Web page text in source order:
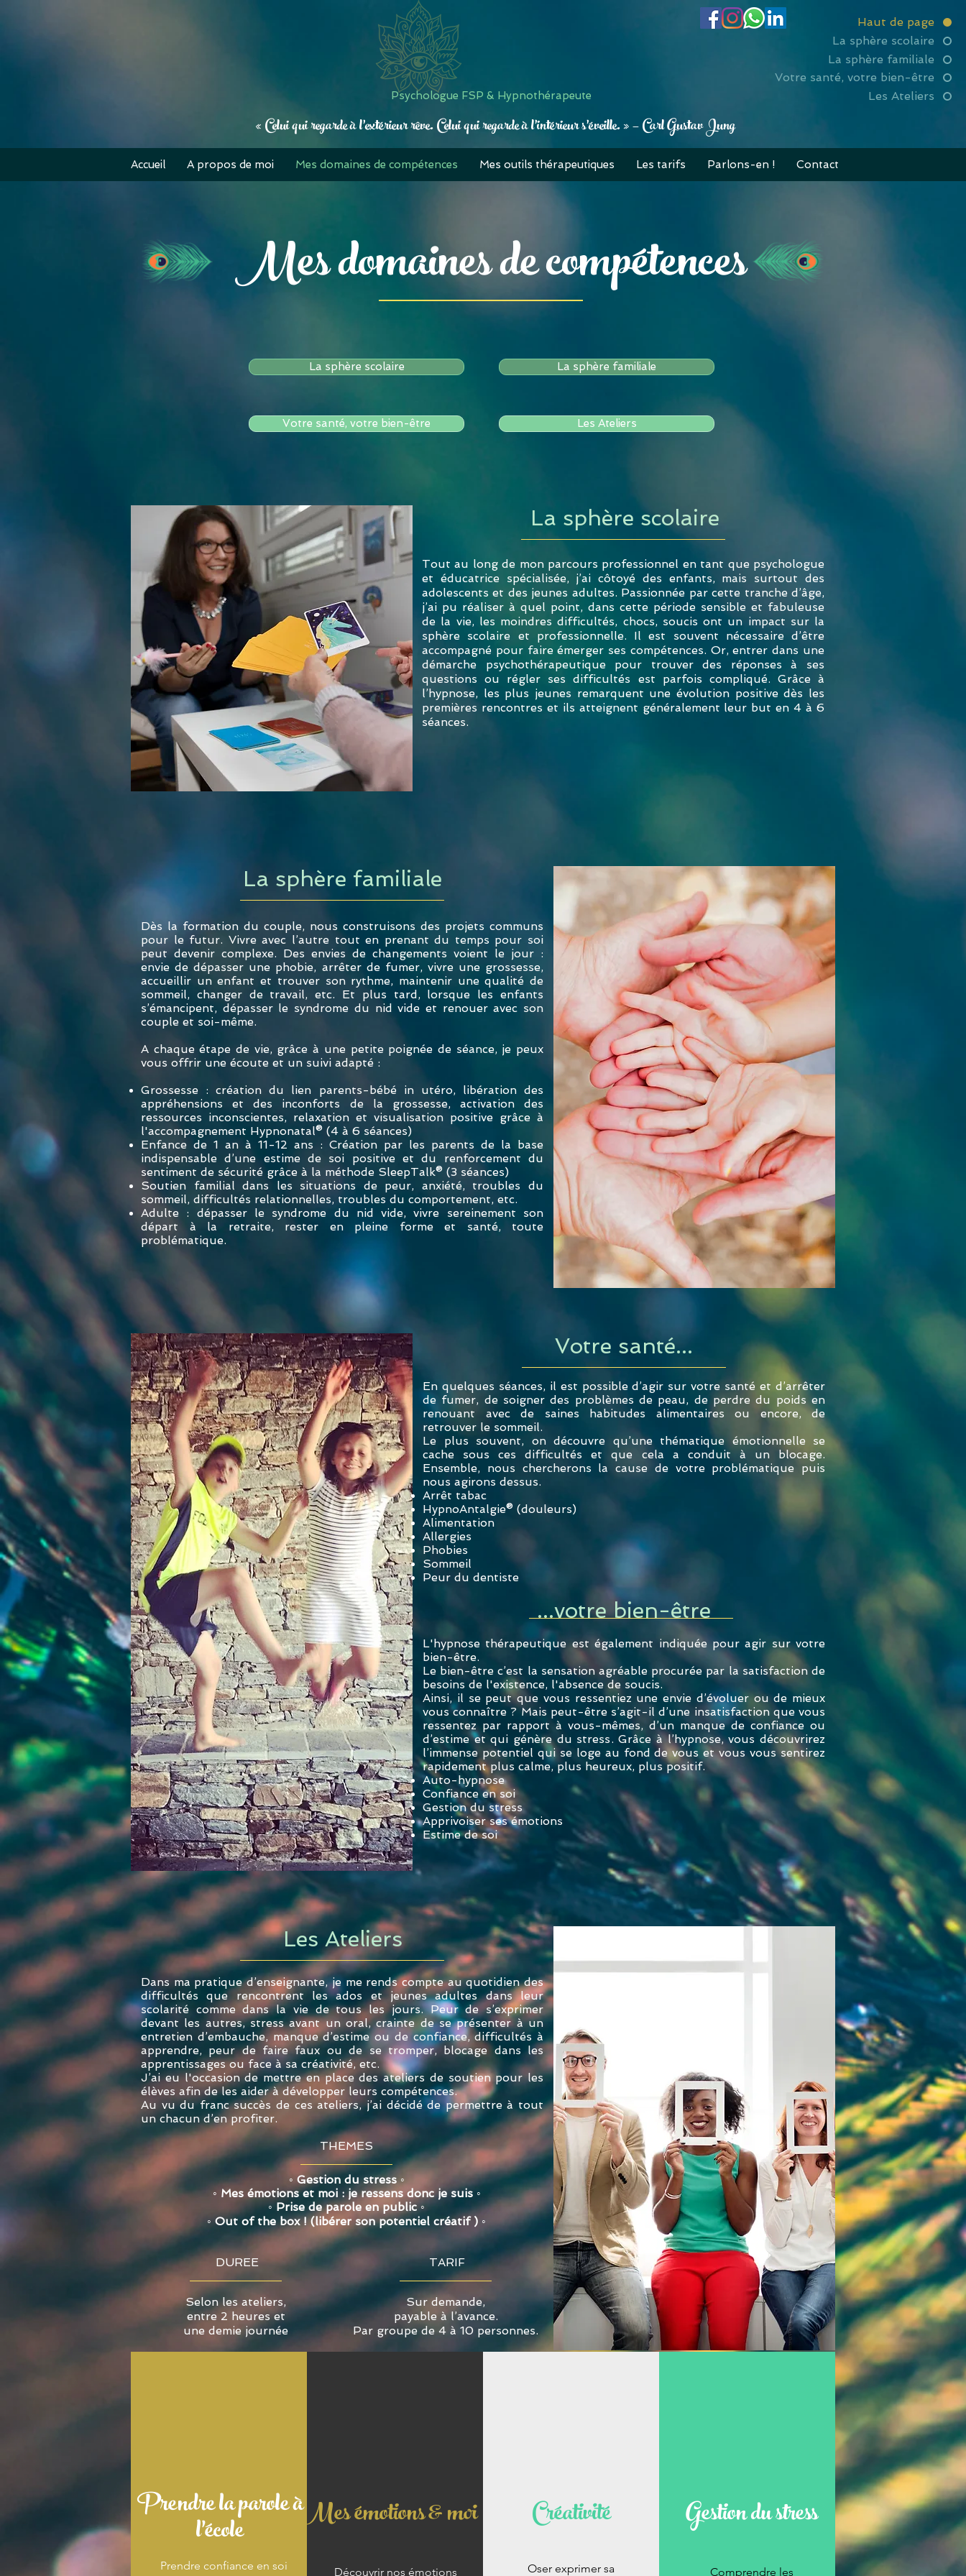
Psychologue FSP & Hypnothérapeute
« Celui qui regarde à l’extérieur rêve. Celui qui regarde à l’intérieur s’éveille. » — Carl Gustav Jung
Haut de page
La sphère scolaire
La sphère familiale
Votre santé, votre bien-être
Les Ateliers
Mes domaines de compétences
La sphère scolaire
Votre santé, votre bien-être
La sphère familiale
Les Ateliers
La sphère scolaire
Tout au long de mon parcours professionnel en tant que psychologue
et éducatrice spécialisée, j’ai côtoyé des enfants, mais surtout des
adolescents et des jeunes adultes. Passionnée par cette tranche d’âge,
j’ai pu réaliser à quel point, dans cette période sensible et fabuleuse
de la vie, les moindres difficultés, chocs, soucis ont un impact sur la
sphère scolaire et professionnelle. Il est souvent nécessaire d’être
accompagné pour faire émerger ses compétences. Or, entrer dans une
démarche psychothérapeutique pour trouver des réponses à ses
questions ou régler ses difficultés est parfois compliqué. Grâce à
l’hypnose, les plus jeunes remarquent une évolution positive dès les
premières rencontres et ils atteignent généralement leur but en 4 à 6
séances.
La sphère familiale
Dès la formation du couple, nous construisons des projets communs
pour le futur. Vivre avec l’autre tout en prenant du temps pour soi
peut devenir complexe. Des envies de changements voient le jour :
envie de dépasser une phobie, arrêter de fumer, vivre une grossesse,
accueillir un enfant et trouver son rythme, maintenir une qualité de
sommeil, changer de travail, etc. Et plus tard, lorsque les enfants
s’émancipent, dépasser le syndrome du nid vide et renouer avec son
couple et soi-même.
A chaque étape de vie, grâce à une petite poignée de séance, je peux
vous offrir une écoute et un suivi adapté :
Grossesse : création du lien parents-bébé in utéro, libération des
appréhensions et des inconforts de la grossesse, activation des
ressources inconscientes, relaxation et visualisation positive grâce à
l'accompagnement Hypnonatal® (4 à 6 séances)
Enfance de 1 an à 11-12 ans : Création par les parents de la base
indispensable d’une estime de soi positive et du renforcement du
sentiment de sécurité grâce à la méthode SleepTalk® (3 séances)
Soutien familial dans les situations de peur, anxiété, troubles du
sommeil, difficultés relationnelles, troubles du comportement, etc.
Adulte : dépasser le syndrome du nid vide, vivre sereinement son
départ à la retraite, rester en pleine forme et santé, toute
problématique.
Votre santé...
En quelques séances, il est possible d’agir sur votre santé et d’arrêter
de fumer, de soigner des problèmes de peau, de perdre du poids en
renouant avec de saines habitudes alimentaires ou encore, de
retrouver le sommeil.
Le plus souvent, on découvre qu’une thématique émotionnelle se
cache sous ces difficultés et que cela a conduit à un blocage.
Ensemble, nous chercherons la cause de votre problématique puis
nous agirons dessus.
Arrêt tabac
HypnoAntalgie® (douleurs)
Alimentation
Allergies
Phobies
Sommeil
Peur du dentiste
...votre bien-être
L'hypnose thérapeutique est également indiquée pour agir sur votre
bien-être.
Le bien-être c’est la sensation agréable procurée par la satisfaction de
besoins de l'existence, l'absence de soucis.
Ainsi, il se peut que vous ressentiez une envie d’évoluer ou de mieux
vous connaître ? Mais peut-être s’agit-il d’une insatisfaction que vous
ressentez par rapport à vous-mêmes, d’un manque de confiance ou
d’estime et qui génère du stress. Grâce à l’hypnose, vous découvrirez
l’immense potentiel qui se loge au fond de vous et vous vous sentirez
rapidement plus calme, plus heureux, plus positif.
Auto-hypnose
Confiance en soi
Gestion du stress
Apprivoiser ses émotions
Estime de soi
Les Ateliers
Dans ma pratique d’enseignante, je me rends compte au quotidien des
difficultés que rencontrent les ados et jeunes adultes dans leur
scolarité comme dans la vie de tous les jours. Peur de s’exprimer
devant les autres, stress avant un oral, crainte de se présenter à un
entretien d’embauche, manque d’estime ou de confiance, difficultés à
apprendre, peur de faire faux ou de se tromper, blocage dans les
apprentissages ou face à sa créativité, etc.
J’ai eu l'occasion de mettre en place des ateliers de soutien pour les
élèves afin de les aider à développer leurs compétences.
Au vu du franc succès de ces ateliers, j’ai décidé de permettre à tout
un chacun d’en profiter.
DUREE
Selon les ateliers,
entre 2 heures et
une demie journée
TARIF
Sur demande,
payable à l’avance.
Par groupe de 4 à 10 personnes.
THEMES
◦ Gestion du stress ◦
◦ Mes émotions et moi : je ressens donc je suis◦
◦ Prise de parole en public ◦
◦ Out of the box ! (libérer son potentiel créatif ) ◦
Prendre la parole à
l'école
Prendre confiance en soi
Découvrir nos émotions Oser exprimer sa Comprendre les
Mes émotions & moi Créativité Gestion du stress
Accueil A propos de moi Mes domaines de compétences Mes outils thérapeutiques Les tarifs Parlons-en ! Contact